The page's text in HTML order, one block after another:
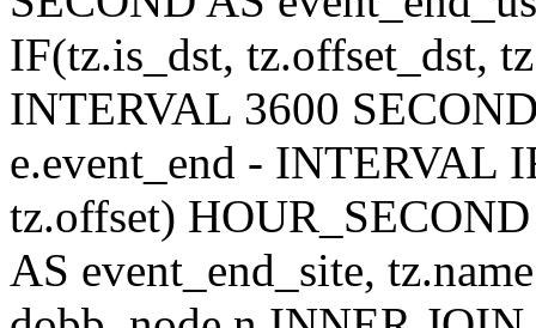
IF(tz.is_dst, tz.offset_dst,
INTERVAL 3600
e.event_end - INTERVAL
tz.offset)
AS event_end_site,